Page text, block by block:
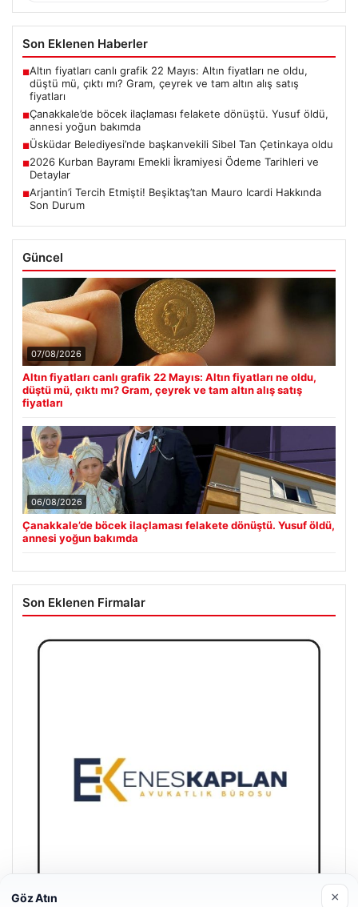
Son Eklenen Haberler
■Altın fiyatları canlı grafik 22 Mayıs: Altın fiyatları ne oldu,
düştü mü, çıktı mı? Gram, çeyrek ve tam altın alış satış
fiyatları
■Çanakkale’de böcek ilaçlaması felakete dönüştü. Yusuf öldü,
annesi yoğun bakımda
■Üsküdar Belediyesi’nde başkanvekili Sibel Tan Çetinkaya oldu
■2026 Kurban Bayramı Emekli İkramiyesi Ödeme Tarihleri ve
Detaylar
■Arjantin’i Tercih Etmişti! Beşiktaş’tan Mauro Icardi Hakkında
Son Durum
Güncel
07/08/2026
Altın fiyatları canlı grafik 22 Mayıs: Altın fiyatları ne oldu,
düştü mü, çıktı mı? Gram, çeyrek ve tam altın alış satış
fiyatları
06/08/2026
Çanakkale’de böcek ilaçlaması felakete dönüştü. Yusuf öldü,
annesi yoğun bakımda
Son Eklenen Firmalar
Göz Atın ×